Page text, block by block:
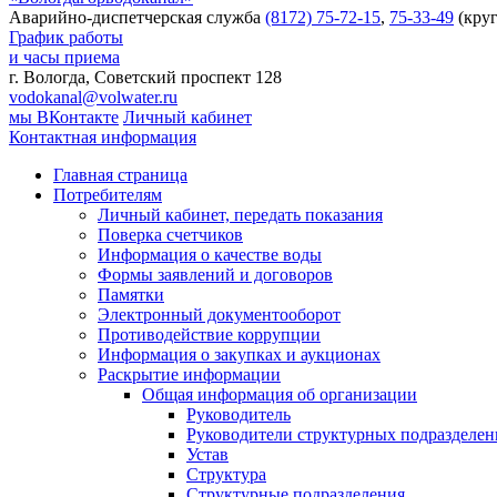
Аварийно-диспетчерская служба (8172) 75-72-15, 75-33-49
График работы
и часы приема
г. Вологда, Советский проспект 128
vodokanal@volwater.ru
мы ВКонтакте Личный кабинет
Контактная информация
Главная страница
Потребителям
Личный кабинет, передать показания
Поверка счетчиков
Информация о качестве воды
Формы заявлений и договоров
Памятки
Электронный документооборот
Противодействие коррупции
Информация о закупках и аукционах
Раскрытие информации
Общая информация об организации
Руководитель
Руководители структурных
Устав
Структура